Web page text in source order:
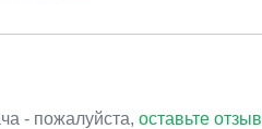
- пожалуйста, оставьте отзыв